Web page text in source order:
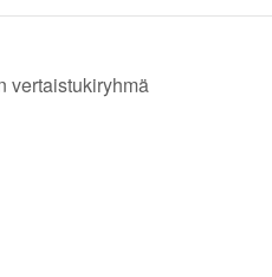
vertaistukiryhmä